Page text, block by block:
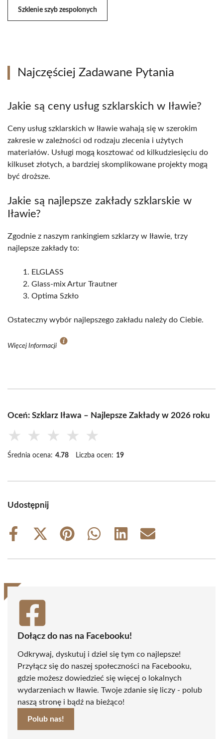
Szklenie szyb zespolonych
Najczęściej Zadawane Pytania
Jakie są ceny usług szklarskich w Iławie?
Ceny usług szklarskich w Iławie wahają się w szerokim
zakresie w zależności od rodzaju zlecenia i użytych
materiałów. Usługi mogą kosztować od kilkudziesięciu do
kilkuset złotych, a bardziej skomplikowane projekty mogą
być droższe.
Jakie są najlepsze zakłady szklarskie w
Iławie?
Zgodnie z naszym rankingiem szklarzy w Iławie, trzy
najlepsze zakłady to:
ELGLASS
Glass-mix Artur Trautner
Optima Szkło
Ostateczny wybór najlepszego zakładu należy do Ciebie.
Więcej Informacji
Oceń: Szklarz Iława – Najlepsze Zakłady w 2026 roku
★ ★ ★ ★ ★
Średnia ocena: 4.78 Liczba ocen: 19
Udostępnij
Share
Share
(Twitter)
Share
Share
Share
Share
Dołącz do nas na Facebooku!
Odkrywaj, dyskutuj i dziel się tym co najlepsze!
Przyłącz się do naszej społeczności na Facebooku,
gdzie możesz dowiedzieć się więcej o lokalnych
wydarzeniach w Iławie. Twoje zdanie się liczy - polub
naszą stronę i bądź na bieżąco!
Polub nas!